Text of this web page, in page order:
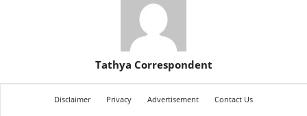
Tathya Correspondent
Disclaimer Privacy Advertisement
Contact Us